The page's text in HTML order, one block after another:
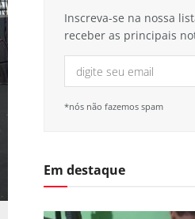
Inscreva-se na nossa
receber as principais
*nós não fazemos spam
Em destaque